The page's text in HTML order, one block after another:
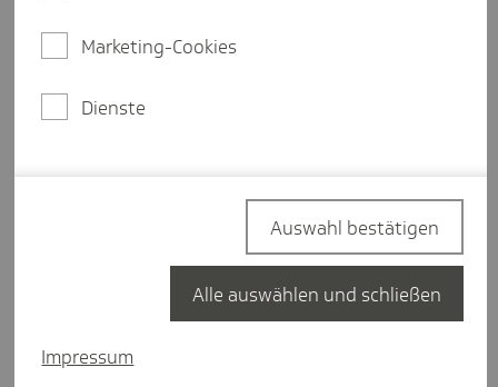
Marketing-Cookies
Dienste
Impressum
Auswahl bestätigen
Alle auswählen und schließen